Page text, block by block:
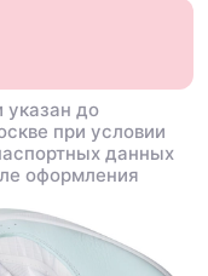
указан до
при условии
данных
оформления